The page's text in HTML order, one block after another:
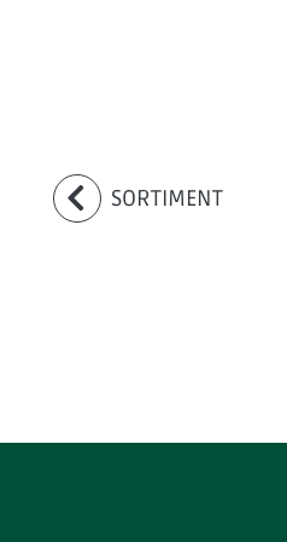
SORTIMENT